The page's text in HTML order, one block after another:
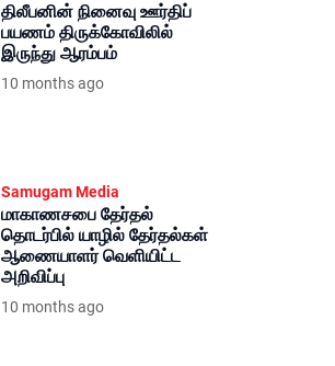
திலீபனின் நினைவு ஊர்திப்
பயணம் திருக்கோவிலில்
இருந்து ஆரம்பம்
10 months ago
Samugam Media
மாகாணசபை தேர்தல்
தொடர்பில் யாழில் தேர்தல்கள்
ஆணையாளர் வெளியிட்ட
அறிவிப்பு
10 months ago